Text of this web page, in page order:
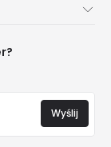
Wyślij